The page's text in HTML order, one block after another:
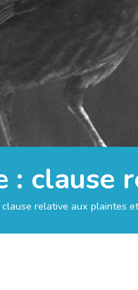
: clause
clause relative aux plaintes